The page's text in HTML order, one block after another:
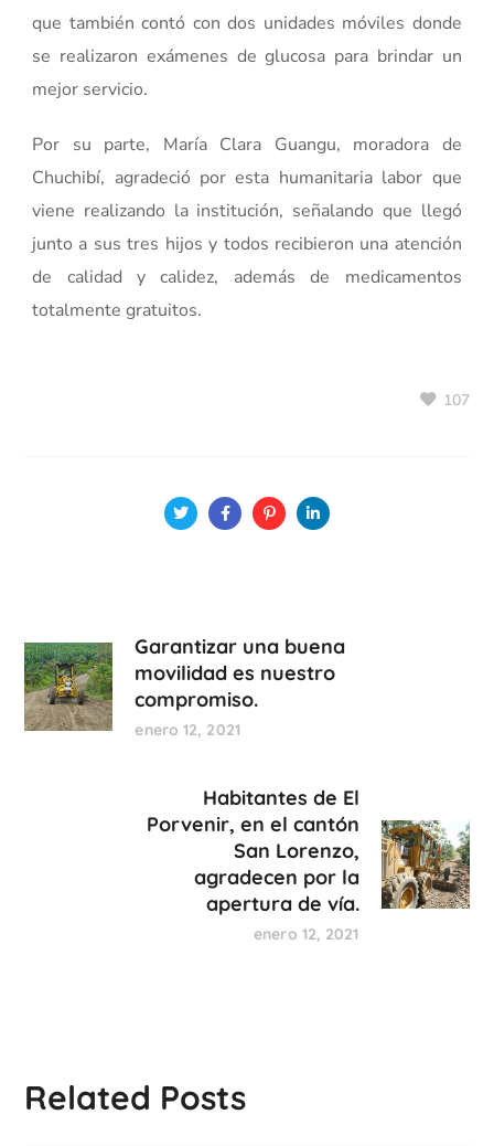
que también contó con dos unidades móviles donde
se realizaron exámenes de glucosa para brindar un
mejor servicio.
Por su parte, María Clara Guangu, moradora de
Chuchibí, agradeció por esta humanitaria labor que
viene realizando la institución, señalando que llegó
junto a sus tres hijos y todos recibieron una atención
de calidad y calidez, además de medicamentos
totalmente gratuitos.
107
Garantizar una buena
movilidad es nuestro
compromiso.
enero 12, 2021
Habitantes de El
Porvenir, en el cantón
San Lorenzo,
agradecen por la
apertura de vía.
enero 12, 2021
Related Posts